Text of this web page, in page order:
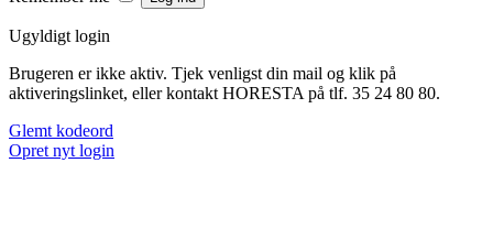
Ugyldigt login
Brugeren er ikke aktiv. Tjek venligst din mail og klik på
aktiveringslinket, eller kontakt HORESTA på tlf. 35 24 80 80.
Glemt kodeord
Opret nyt login